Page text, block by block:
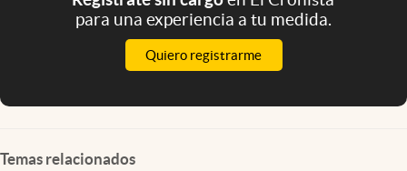
para una experiencia a tu medida.
Quiero registrarme
Temas relacionados